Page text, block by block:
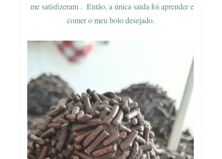
me satisfizeram . Então, a única saída foi aprender e
comer o meu bolo desejado.